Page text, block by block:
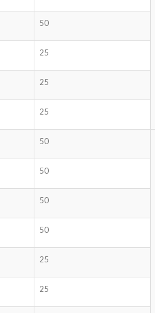
50
25
25
25
50
50
50
50
25
25